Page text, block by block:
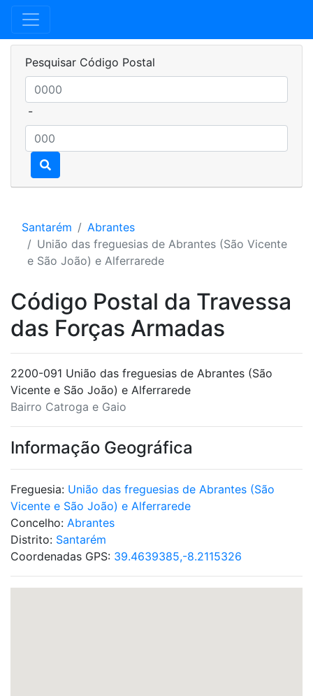
Pesquisar Código Postal
-
Santarém
Abrantes
União das freguesias de Abrantes (São Vicente
e São João) e Alferrarede
Código Postal da Travessa
das Forças Armadas
2200-091 União das freguesias de Abrantes (São
Vicente e São João) e Alferrarede
Bairro Catroga e Gaio
Informação Geográfica
Freguesia: União das freguesias de Abrantes (São
Vicente e São João) e Alferrarede
Concelho: Abrantes
Distrito: Santarém
Coordenadas GPS: 39.4639385,-8.2115326